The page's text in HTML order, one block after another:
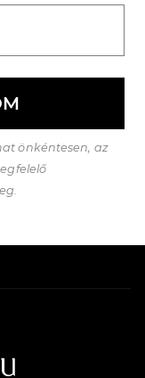
önkéntesen, az